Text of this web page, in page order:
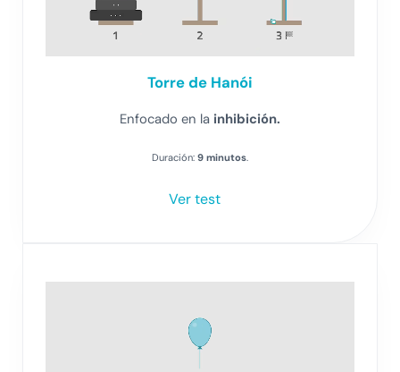
Torre de Hanói
Enfocado en la inhibición.
Duración: 9 minutos.
Ver test